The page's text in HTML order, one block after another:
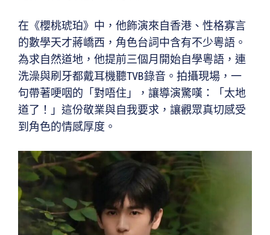
在《櫻桃琥珀》中，他飾演來自香港、性格寡言
的數學天才蔣嶠西，角色台詞中含有不少粵語。
為求自然道地，他提前三個月開始自學粵語，連
洗澡與刷牙都戴耳機聽TVB錄音。拍攝現場，一
句帶著哽咽的「對唔住」，讓導演驚嘆：「太地
道了！」這份敬業與自我要求，讓觀眾真切感受
到角色的情感厚度。